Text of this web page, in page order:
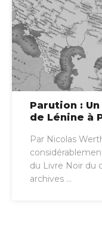
Parution :
de Lénine à
Par Nicolas
du Livre Noir du
archives ...